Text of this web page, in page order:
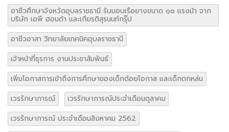
อาชีวศึกษาจังหวัดอุบลราชธานี รับมอบเรือยางขนาด ๑๐ แรงม้า จาก
บริษัท เอพี ฮอนด้า และเกียรติสุรนนท์กรุ๊ป
อาชีวอาสา วิทยาลัยเทคนิคอุบลราชธานี
เจ้าหน้าที่ธุรการ งานประชาสัมพันธ์
เพิ่มโอกาสการเข้าถึงการศึกษาของเด็กด้อยโอกาส และเด็กตกหล่น
เวรรักษาการณ์
เวรรักษาการณ์ประจำเดือนตุลาคม
เวรรักษาการณ์ ประจำเดือนสิงหาคม 2562